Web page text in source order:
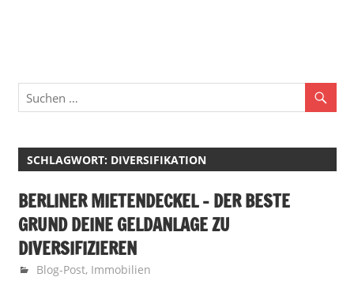
Familie
·
·
Leben
SCHLAGWORT: DIVERSIFIKATION
BERLINER MIETENDECKEL – DER BESTE
GRUND DEINE GELDANLAGE ZU
DIVERSIFIZIEREN
17. November 2019
Finanzglück
Blog-Post, Immobilien